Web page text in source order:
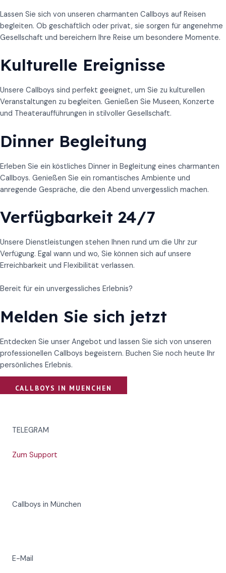
Lassen Sie sich von unseren charmanten Callboys auf Reisen
begleiten. Ob geschäftlich oder privat, sie sorgen für angenehme
Gesellschaft und bereichern Ihre Reise um besondere Momente.
Kulturelle Ereignisse
Unsere Callboys sind perfekt geeignet, um Sie zu kulturellen
Veranstaltungen zu begleiten. Genießen Sie Museen, Konzerte
und Theateraufführungen in stilvoller Gesellschaft.
Dinner Begleitung
Erleben Sie ein köstliches Dinner in Begleitung eines charmanten
Callboys. Genießen Sie ein romantisches Ambiente und
anregende Gespräche, die den Abend unvergesslich machen.
Verfügbarkeit 24/7
Unsere Dienstleistungen stehen Ihnen rund um die Uhr zur
Verfügung. Egal wann und wo, Sie können sich auf unsere
Erreichbarkeit und Flexibilität verlassen.
Bereit für ein unvergessliches Erlebnis?
Melden Sie sich jetzt
Entdecken Sie unser Angebot und lassen Sie sich von unseren
professionellen Callboys begeistern. Buchen Sie noch heute Ihr
persönliches Erlebnis.
CALLBOYS IN MUENCHEN
TELEGRAM
Zum Support
Callboys in München
E-Mail